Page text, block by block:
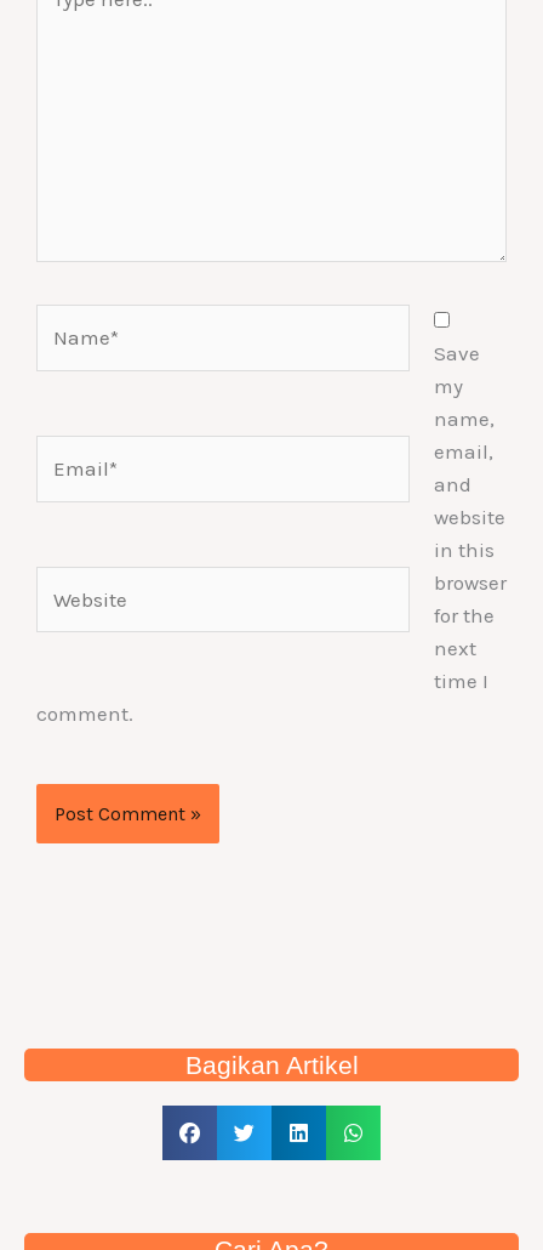
here..
Save
my
name,
email,
and
website
in this
browser
for the
next
time I
comment.
Bagikan Artikel